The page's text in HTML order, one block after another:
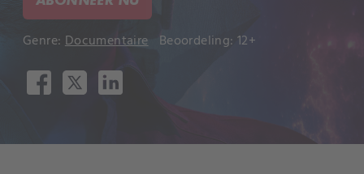
Genre: Documentaire Beoordeling: 12+